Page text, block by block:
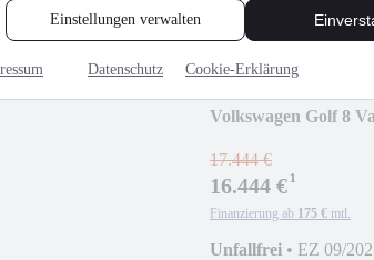
Einstellungen verwalten
Datenschutz Cookie-Erklärung
Volkswagen Golf 8
17.444 €
16.444 €¹
Finanzierung ab 175 € mtl.
Unfallfrei • EZ 09/